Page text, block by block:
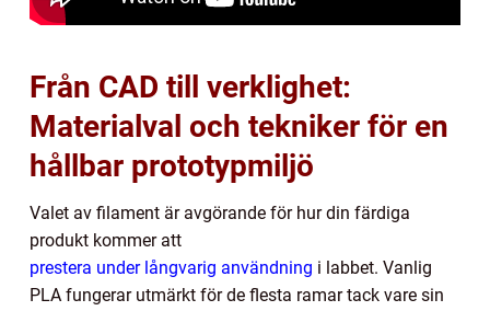
Från CAD till verklighet:
Materialval och tekniker för en
hållbar prototypmiljö
Valet av filament är avgörande för hur din färdiga
produkt kommer att
prestera under långvarig användning i labbet. Vanlig
PLA fungerar utmärkt för de flesta ramar tack vare sin